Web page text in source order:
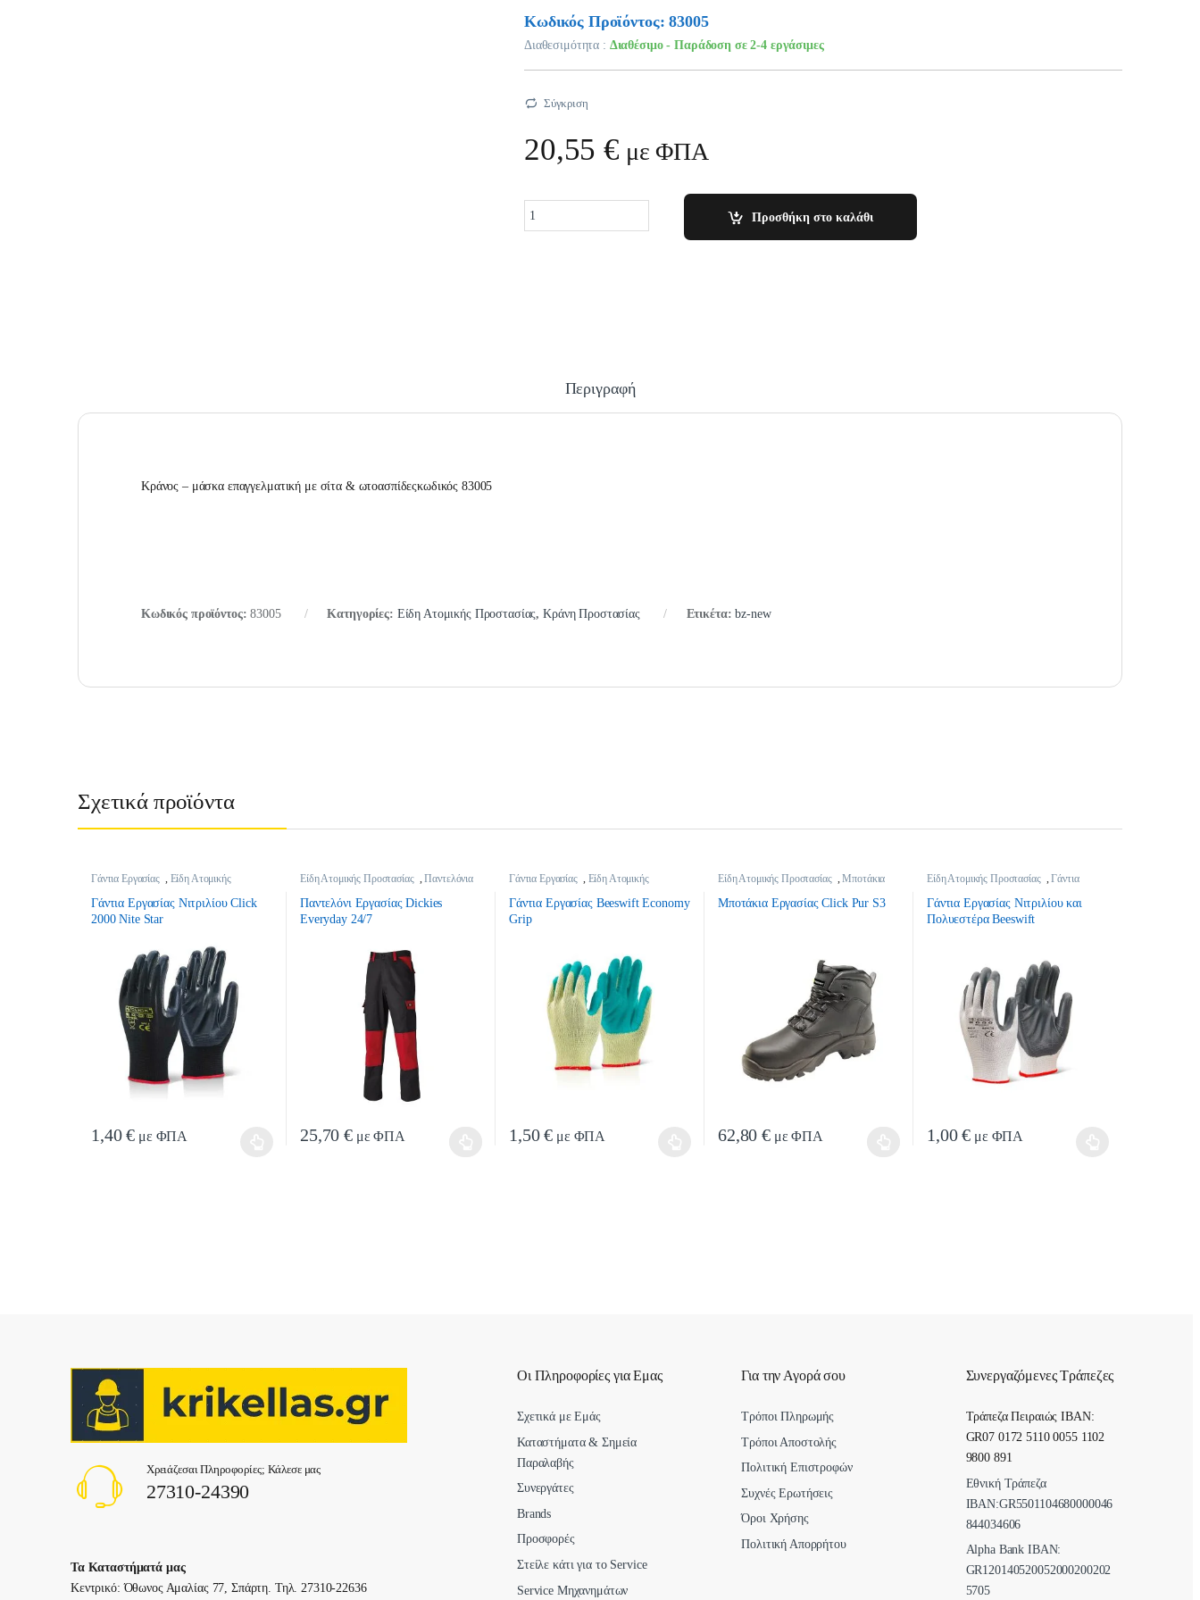
Κωδικός Προϊόντος: 83005
Διαθεσιμότητα : Διαθέσιμο - Παράδοση σε 2-4 εργάσιμες
Σύγκριση
20,55€ με ΦΠΑ
Προσθήκη στο καλάθι
Περιγραφή
Κράνος – μάσκα επαγγελματική με σίτα & ωτοασπίδεςκωδικός 83005
Κωδικός προϊόντος:83005 Κατηγορίες: Είδη Ατομικής Προστασίας,Κράνη Προστασίας Ετικέτα:bz-new
Σχετικά προϊόντα
Γάντια Εργασίας , Είδη Ατομικής
Γάντια Εργασίας Νιτριλίου Click
2000 Nite Star
1,40€ με ΦΠΑ
Είδη Ατομικής Προστασίας ,Παντελόνια
Παντελόνι Eργασίας Dickies
Everyday 24/7
25,70€ με ΦΠΑ
Γάντια Εργασίας , Είδη Ατομικής
Γάντια Εργασίας Beeswift Economy
Grip
1,50€ με ΦΠΑ
Είδη Ατομικής Προστασίας ,Μποτάκια
Μποτάκια Εργασίας Click Pur S3
62,80€ με ΦΠΑ
Είδη Ατομικής Προστασίας ,Γάντια
Γάντια Εργασίας Νιτριλίου και
Πολυεστέρα Βeeswift
1,00€ με ΦΠΑ
Χρειάζεσαι Πληροφορίες; Κάλεσε μας
27310-24390
Τα Καταστήματά μας
Κεντρικό: Όθωνος Αμαλίας 77, Σπάρτη. Τηλ. 27310-22636
Οι Πληροφορίες για Εμας
Σχετικά με Εμάς
Καταστήματα & Σημεία
Παραλαβής
Συνεργάτες
Brands
Προσφορές
Στείλε κάτι για το Service
Service Μηχανημάτων
Για την Αγορά σου
Τρόποι Πληρωμής
Τρόποι Αποστολής
Πολιτική Επιστροφών
Συχνές Ερωτήσεις
Όροι Χρήσης
Πολιτική Απορρήτου
Συνεργαζόμενες Τράπεζες
Τράπεζα Πειραιώς IBAN:
GR07 0172 5110 0055 1102
9800 891
Εθνική Τράπεζα
ΙΒΑΝ:GR5501104680000046
844034606
Alpha Bank ΙΒΑΝ:
GR120140520052000200202
5705